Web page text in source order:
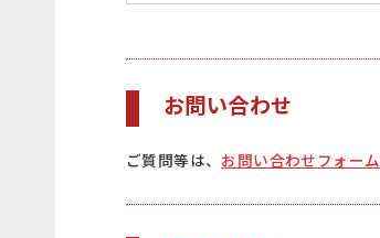
お問い合わせ
ご質問等は、 お問い合わせフォーム